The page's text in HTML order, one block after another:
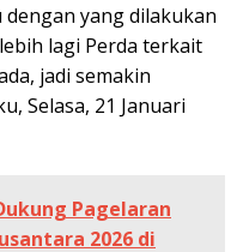
yang dilakukan
lagi Perda terkait
jadi semakin
Selasa, 21 Januari
Pagelaran
2026 di